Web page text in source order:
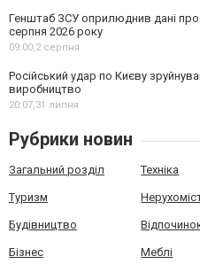
Генштаб ЗСУ оприлюднив дані
серпня 2026 року
09:00,2 серпня
Російський удар по Києву
виробництво
20:07,31 липня
Рубрики новин
Загальний розділ Техніка
Туризм
Будівництво
Бізнес Меблі